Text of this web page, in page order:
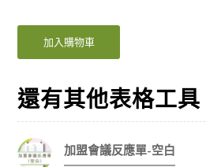
加入購物車
還有其他表格工具
加盟會議反應單-空白